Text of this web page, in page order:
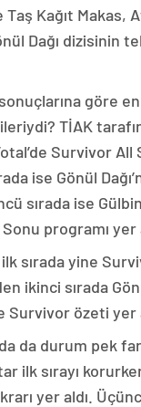
Taş Kağıt Makas,
Dağı dizisinin
sonuçlarına göre
TİAK
Survivor All
ise Gönül
sırada ise
programı yer
sırada yine
ikinci sırada
Survivor özeti yer
da durum pek
ilk sırayı
yer aldı.